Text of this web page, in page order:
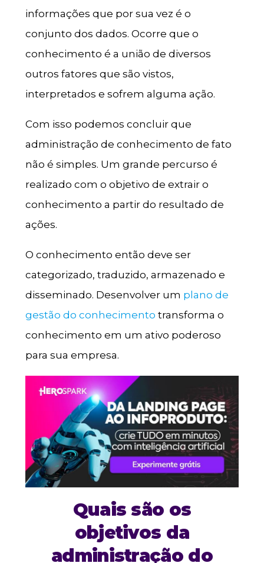
informações que por sua vez é o
conjunto dos dados. Ocorre que o
conhecimento é a união de diversos
outros fatores que são vistos,
interpretados e sofrem alguma ação.
Com isso podemos concluir que
administração de conhecimento de fato
não é simples. Um grande percurso é
realizado com o objetivo de extrair o
conhecimento a partir do resultado de
ações.
O conhecimento então deve ser
categorizado, traduzido, armazenado e
disseminado. Desenvolver um plano de
gestão do conhecimento transforma o
conhecimento em um ativo poderoso
para sua empresa.
Quais são os
objetivos da
administração do